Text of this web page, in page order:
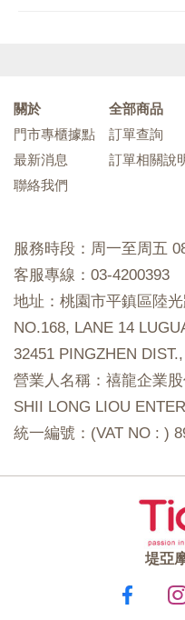
關於
門市專櫃據點
最新消息
聯絡我們
全部商品
訂單查詢
訂單相關說
服務時段：周一至周五
客服專線：03-4200393
地址：桃園市平鎮區陸
NO.168, LANE 14
32451 PINGZHEN
營業人名稱：禧龍企業
SHII LONG LIOU
統一編號：(VAT NO : )
堤亞